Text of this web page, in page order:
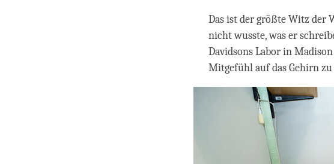
Das ist der größte Witz der
nicht wusste, was er
Davidsons Labor in
Mitgefühl auf das Gehirn